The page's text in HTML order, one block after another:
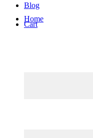
Blog
Cart
Home